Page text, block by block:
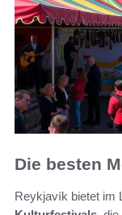
Die besten
Reykjavík bietet im